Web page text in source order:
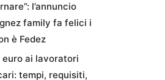
l’annuncio
family fa felici i
è Fedez
euro ai lavoratori
tempi, requisiti,